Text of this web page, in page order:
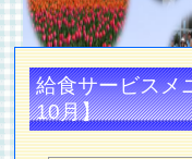
給食サービスメ
10月】